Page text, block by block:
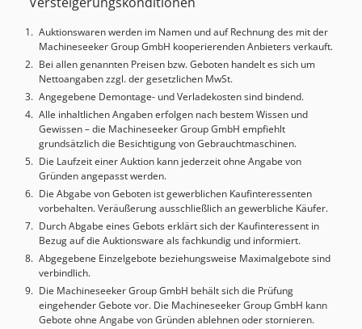
Auktionswaren werden im Namen und auf Rechnung des mit der
Machineseeker Group GmbH kooperierenden Anbieters verkauft.
Bei allen genannten Preisen bzw. Geboten handelt es sich um
Nettoangaben zzgl. der gesetzlichen MwSt.
Angegebene Demontage- und Verladekosten sind bindend.
Alle inhaltlichen Angaben erfolgen nach bestem Wissen und
Gewissen – die Machineseeker Group GmbH empfiehlt
grundsätzlich die Besichtigung von Gebrauchtmaschinen.
Die Laufzeit einer Auktion kann jederzeit ohne Angabe von
Gründen angepasst werden.
Die Abgabe von Geboten ist gewerblichen Kaufinteressenten
vorbehalten. Veräußerung ausschließlich an gewerbliche Käufer.
Durch Abgabe eines Gebots erklärt sich der Kaufinteressent in
Bezug auf die Auktionsware als fachkundig und informiert.
Abgegebene Einzelgebote beziehungsweise Maximalgebote sind
verbindlich.
Die Machineseeker Group GmbH behält sich die Prüfung
eingehender Gebote vor. Die Machineseeker Group GmbH kann
Gebote ohne Angabe von Gründen ablehnen oder stornieren.